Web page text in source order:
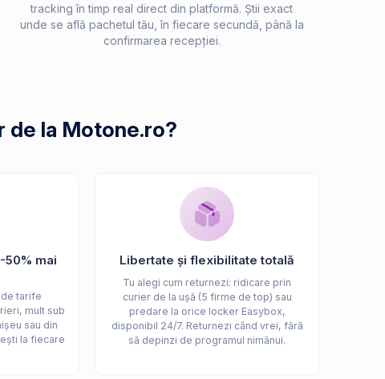
tracking în timp real direct din platformă. Știi exact
unde se află pachetul tău, în fiecare secundă, până la
confirmarea recepției.
de la Motone.ro?
50% mai
tarife
mult sub
sau din
la fiecare
Libertate și flexibilitate totală
Tu alegi cum returnezi: ridicare prin
curier de la ușă (5 firme de top) sau
predare la orice locker Easybox,
disponibil 24/7. Returnezi când vrei, fără
să depinzi de programul nimănui.